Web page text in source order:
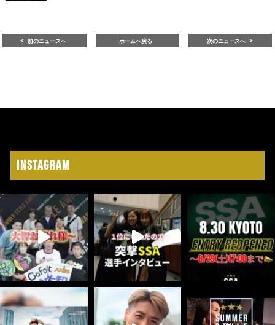
前のニュースへ ホームへ戻る 次のニュースへ
Instagram